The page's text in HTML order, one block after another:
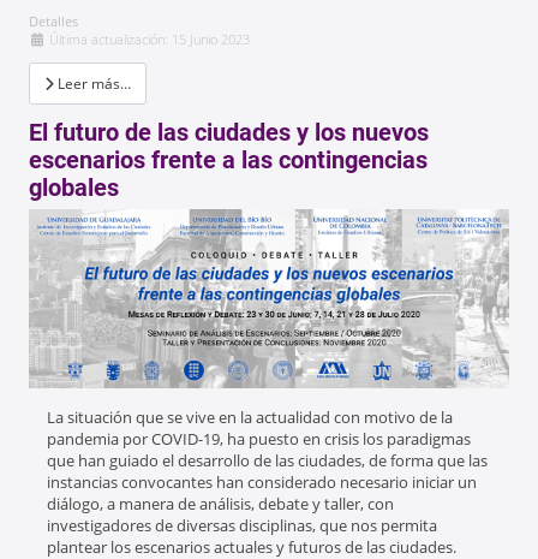
Detalles
Última actualización: 15 Junio 2023
Leer más…
El futuro de las ciudades y los nuevos
escenarios frente a las contingencias
globales
La situación que se vive en la actualidad con motivo de la
pandemia por COVID-19, ha puesto en crisis los paradigmas
que han guiado el desarrollo de las ciudades, de forma que las
instancias convocantes han considerado necesario iniciar un
diálogo, a manera de análisis, debate y taller, con
investigadores de diversas disciplinas, que nos permita
plantear los escenarios actuales y futuros de las ciudades.